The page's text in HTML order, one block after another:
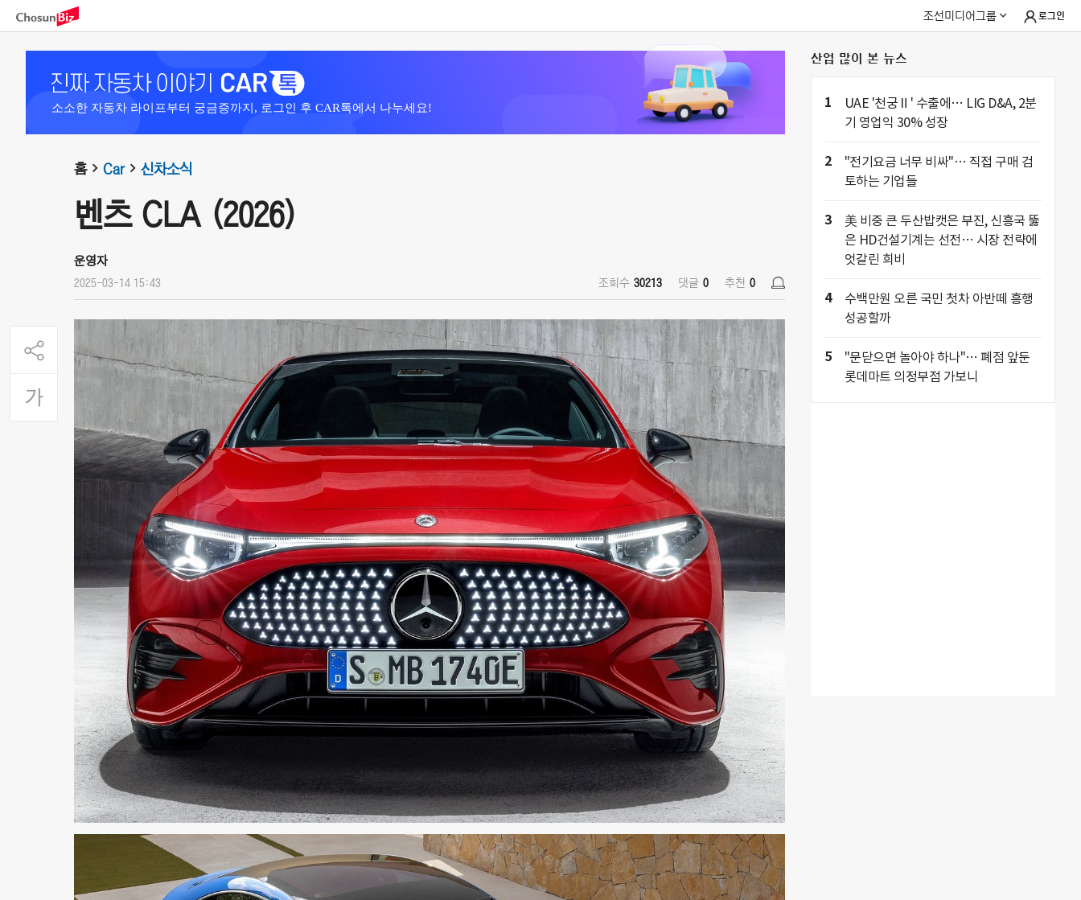
조선미디어그룹 로그인
소소한 자동차 라이프부터 궁금증까지, 로그인 후 CAR톡에서 나누세요!
홈 Car 신차소식
벤츠 CLA (2026)
운영자
2025-03-14 15:43 조회수 30213 댓글 0 추천 0
산업 많이 본 뉴스